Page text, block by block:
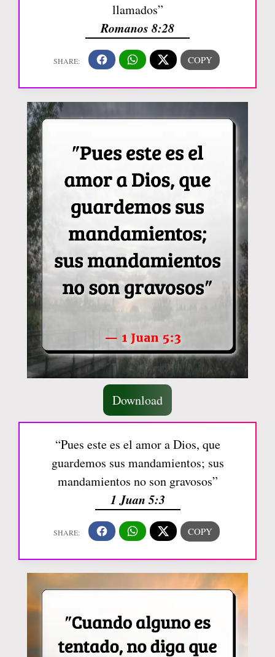
llamados”
Romanos 8:28
Download
“Pues este es el amor a Dios, que
guardemos sus mandamientos; sus
mandamientos no son gravosos”
1 Juan 5:3